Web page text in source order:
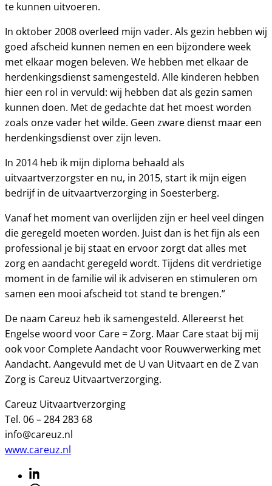
te kunnen uitvoeren.
In oktober 2008 overleed mijn vader. Als gezin hebben wij
goed afscheid kunnen nemen en een bijzondere week
met elkaar mogen beleven. We hebben met elkaar de
herdenkingsdienst samengesteld. Alle kinderen hebben
hier een rol in vervuld: wij hebben dat als gezin samen
kunnen doen. Met de gedachte dat het moest worden
zoals onze vader het wilde. Geen zware dienst maar een
herdenkingsdienst over zijn leven.
In 2014 heb ik mijn diploma behaald als
uitvaartverzorgster en nu, in 2015, start ik mijn eigen
bedrijf in de uitvaartverzorging in Soesterberg.
Vanaf het moment van overlijden zijn er heel veel dingen
die geregeld moeten worden. Juist dan is het fijn als een
professional je bij staat en ervoor zorgt dat alles met
zorg en aandacht geregeld wordt. Tijdens dit verdrietige
moment in de familie wil ik adviseren en stimuleren om
samen een mooi afscheid tot stand te brengen.”
De naam Careuz heb ik samengesteld. Allereerst het
Engelse woord voor Care = Zorg. Maar Care staat bij mij
ook voor Complete Aandacht voor Rouwverwerking met
Aandacht. Aangevuld met de U van Uitvaart en de Z van
Zorg is Careuz Uitvaartverzorging.
Careuz Uitvaartverzorging
Tel. 06 – 284 283 68
info@careuz.nl
www.careuz.nl
Linkedin